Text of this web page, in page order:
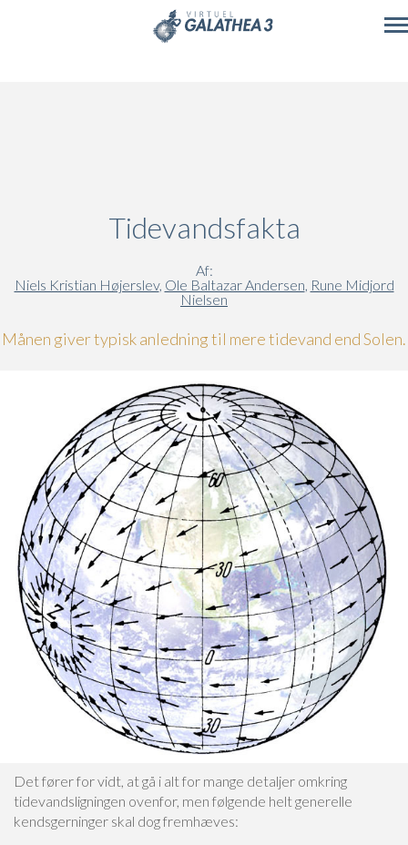
Tidevandsfakta
Af:
Niels Kristian Højerslev, Ole Baltazar Andersen, Rune Midjord
Nielsen
Månen giver typisk anledning til mere tidevand end Solen.
Det fører for vidt, at gå i alt for mange detaljer omkring
tidevandsligningen ovenfor, men følgende helt generelle
kendsgerninger skal dog fremhæves: